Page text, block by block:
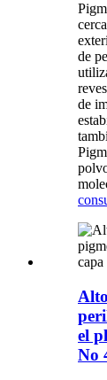
de
de
el
No